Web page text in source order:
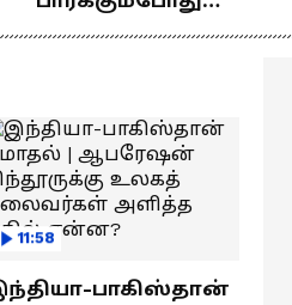
கோவிலில்
மாதம் கடைசி
உலக ஜீவன்களை
இளநீர், நீர்மோர்,
பிரம்மிப்பாக
11:58
பாகிஸ்தான்